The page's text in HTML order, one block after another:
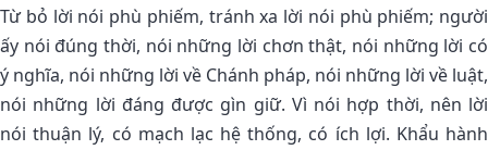
Từ bỏ lời nói phù phiếm, tránh xa lời nói phù phiếm; người
ấy nói đúng thời, nói những lời chơn thật, nói những lời có
ý nghĩa, nói những lời về Chánh pháp, nói những lời về luật,
nói những lời đáng được gìn giữ. Vì nói hợp thời, nên lời
nói thuận lý, có mạch lạc hệ thống, có ích lợi. Khẩu hành